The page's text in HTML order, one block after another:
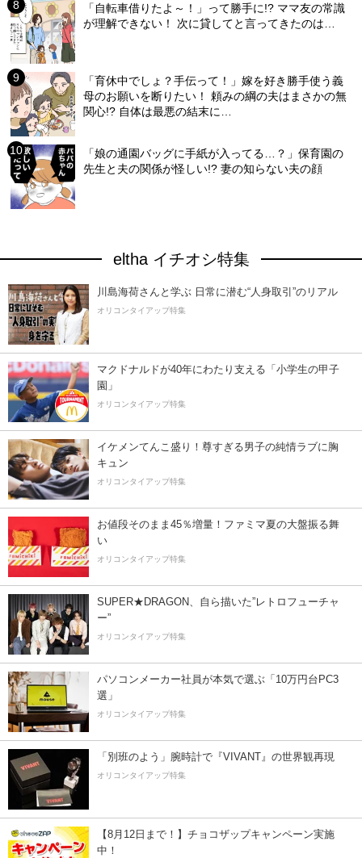
「自転車借りたよ～！」って勝手に!? ママ友の常識
が理解できない！ 次に貸してと言ってきたのは…
「育休中でしょ？手伝って！」嫁を好き勝手使う義
母のお願いを断りたい！ 頼みの綱の夫はまさかの無
関心!? 自体は最悪の結末に…
「娘の通園バッグに手紙が入ってる…？」保育園の
先生と夫の関係が怪しい!? 妻の知らない夫の顔
eltha イチオシ特集
川島海荷さんと学ぶ 日常に潜む“人身取引”のリアル
オリコンタイアップ特集
マクドナルドが40年にわたり支える「小学生の甲子
園」
オリコンタイアップ特集
イケメンてんこ盛り！尊すぎる男子の純情ラブに胸
キュン
オリコンタイアップ特集
お値段そのまま45％増量！ファミマ夏の大盤振る舞
い
オリコンタイアップ特集
SUPER★DRAGON、自ら描いた”レトロフューチャ
ー”
オリコンタイアップ特集
パソコンメーカー社員が本気で選ぶ「10万円台PC3
選」
オリコンタイアップ特集
「別班のよう」腕時計で『VIVANT』の世界観再現
オリコンタイアップ特集
【8月12日まで！】チョコザップキャンペーン実施
中！